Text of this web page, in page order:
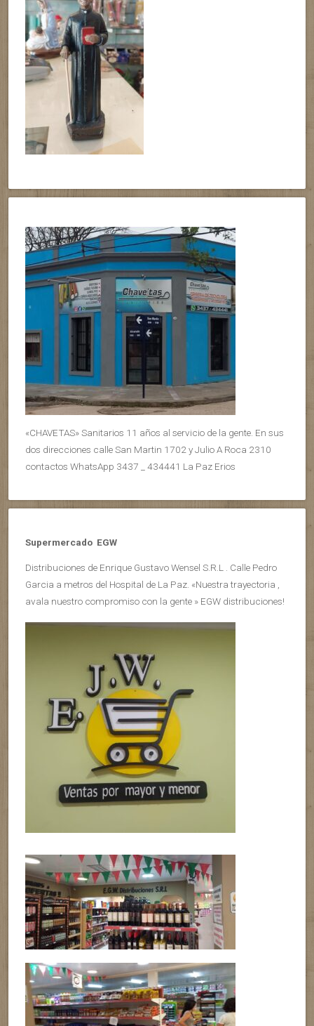
«CHAVETAS» Sanitarios 11 años al servicio de la gente. En sus
dos direcciones calle San Martin 1702 y Julio A Roca 2310
contactos WhatsApp 3437 _ 434441 La Paz Erios
Supermercado EGW
Distribuciones de Enrique Gustavo Wensel S.R.L . Calle Pedro
Garcia a metros del Hospital de La Paz. «Nuestra trayectoria ,
avala nuestro compromiso con la gente » EGW distribuciones!